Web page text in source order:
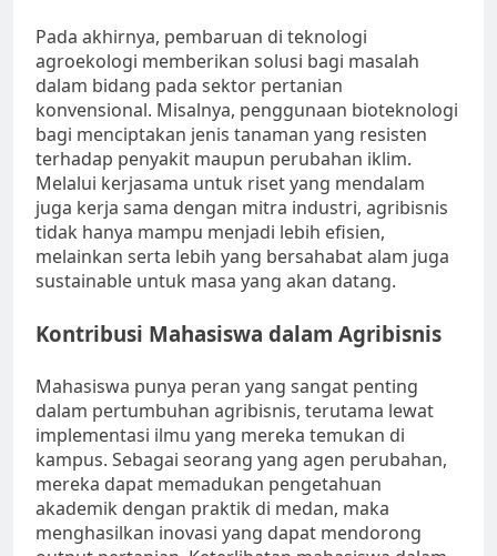
Pada akhirnya, pembaruan di teknologi
agroekologi memberikan solusi bagi masalah
dalam bidang pada sektor pertanian
konvensional. Misalnya, penggunaan bioteknologi
bagi menciptakan jenis tanaman yang resisten
terhadap penyakit maupun perubahan iklim.
Melalui kerjasama untuk riset yang mendalam
juga kerja sama dengan mitra industri, agribisnis
tidak hanya mampu menjadi lebih efisien,
melainkan serta lebih yang bersahabat alam juga
sustainable untuk masa yang akan datang.
Kontribusi Mahasiswa dalam Agribisnis
Mahasiswa punya peran yang sangat penting
dalam pertumbuhan agribisnis, terutama lewat
implementasi ilmu yang mereka temukan di
kampus. Sebagai seorang yang agen perubahan,
mereka dapat memadukan pengetahuan
akademik dengan praktik di medan, maka
menghasilkan inovasi yang dapat mendorong